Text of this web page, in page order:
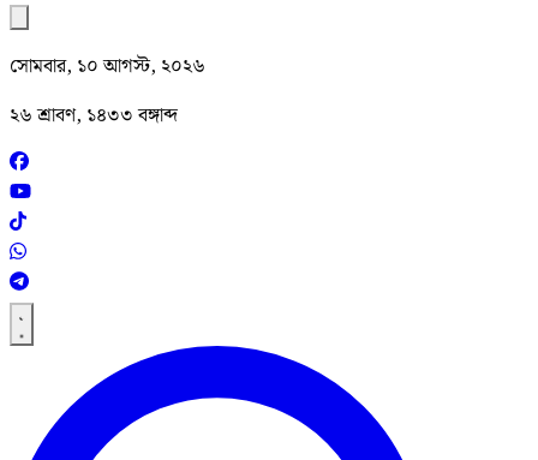
সোমবার, ১০ আগস্ট, ২০২৬
২৬ শ্রাবণ, ১৪৩৩ বঙ্গাব্দ